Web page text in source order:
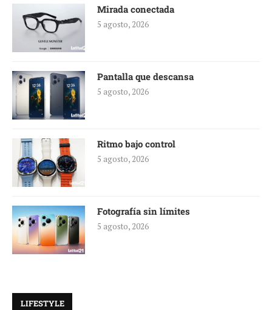
Mirada conectada
5 agosto, 2026
Pantalla que descansa
5 agosto, 2026
Ritmo bajo control
5 agosto, 2026
Fotografía sin límites
5 agosto, 2026
LIFESTYLE